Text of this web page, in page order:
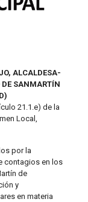
ALCALDESA-
DE SANMARTÍN
21.1.e) de la
Local,
por la
contagios en los
de
y
en materia